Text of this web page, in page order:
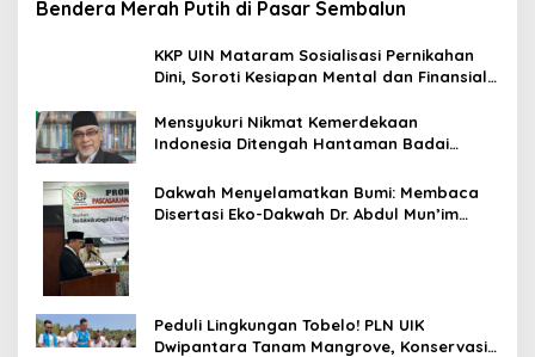
Bendera Merah Putih di Pasar Sembalun
KKP UIN Mataram Sosialisasi Pernikahan
Dini, Soroti Kesiapan Mental dan Finansial
Mensyukuri Nikmat Kemerdekaan
Indonesia Ditengah Hantaman Badai
Dakwah Menyelamatkan Bumi: Membaca
Disertasi Eko-Dakwah Dr. Abdul Mun’im
Peduli Lingkungan Tobelo! PLN UIK
Dwipantara Tanam Mangrove, Konservasi